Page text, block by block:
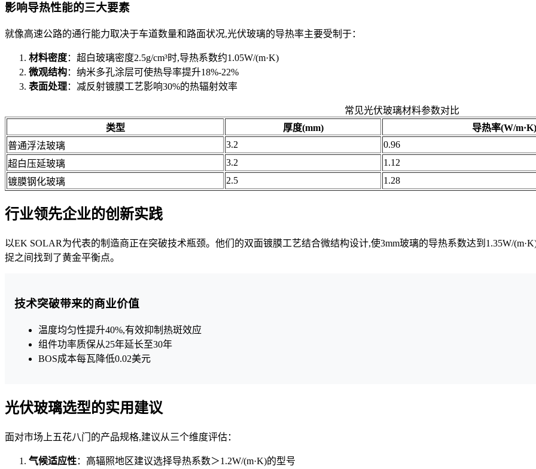
影响导热性能的三大要素
就像高速公路的通行能力取决于车道数量和路面状况,光伏玻璃的导热率主要受制于：
材料密度：超白玻璃密度2.5g/cm³时,导热系数约1.05W/(m·K)
微观结构：纳米多孔涂层可使热导率提升18%-22%
表面处理：减反射镀膜工艺影响30%的热辐射效率
常见光伏玻璃材料参数对比
类型
厚度(mm)
导热率(W/m·K)
普通浮法玻璃
3.2
0.96
超白压延玻璃
3.2
1.12
镀膜钢化玻璃
2.5 1.28
行业领先企业的创新实践
以EK SOLAR为代表的制造商正在突破技术瓶颈。他们的双面镀膜工艺结合微结构设计,使3mm玻璃的导热系数达到1.35W/
捉之间找到了黄金平衡点。
技术突破带来的商业价值
温度均匀性提升40%,有效抑制热斑效应
组件功率质保从25年延长至30年
BOS成本每瓦降低0.02美元
光伏玻璃选型的实用建议
面对市场上五花八门的产品规格,建议从三个维度评估：
气候适应性：高辐照地区建议选择导热系数＞1.2W/(m·K)的型号